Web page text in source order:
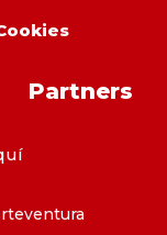
Partners